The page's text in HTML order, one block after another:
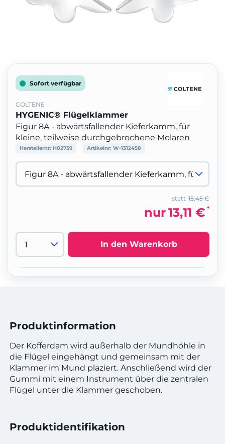
Sofort verfügbar
COLTENE
HYGENIC® Flügelklammer
Figur 8A - abwärtsfallender Kieferkamm, für
kleine, teilweise durchgebrochene Molaren
Herstellernr: H02759 Artikelnr: W-1312458
15,45 €
statt
nur13,11 € *
In den Warenkorb
Produktinformation
Der Kofferdam wird außerhalb der Mundhöhle in
die Flügel eingehängt und gemeinsam mit der
Klammer im Mund plaziert. Anschließend wird der
Gummi mit einem Instrument über die zentralen
Flügel unter die Klammer geschoben.
Produktidentifikation